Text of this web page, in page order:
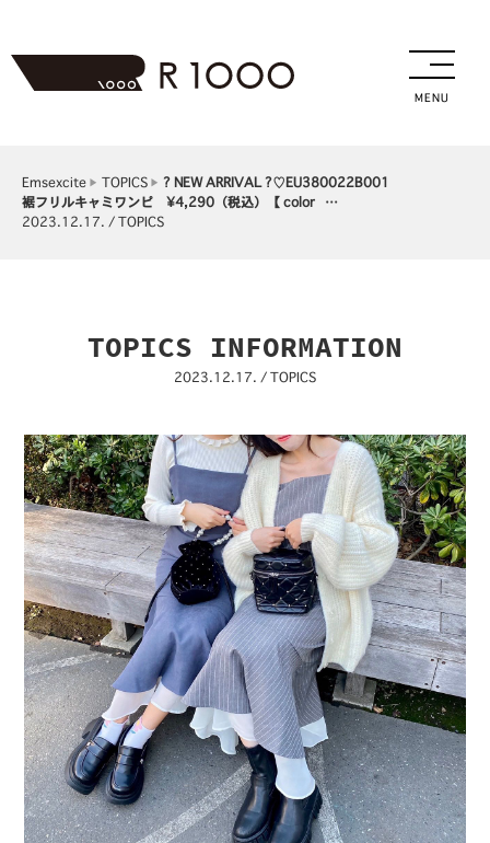
MENU
Emsexcite TOPICS
? NEW ARRIVAL ?⁡⁡♡EU380022B001
裾フリルキャミワンピ ¥4,290（税込）⁡【 color …
2023.12.17. / TOPICS
TOPICS INFORMATION
2023.12.17. / TOPICS